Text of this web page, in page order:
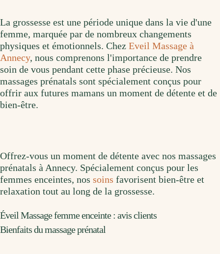
La grossesse est une période unique dans la vie d'une
femme, marquée par de nombreux changements
physiques et émotionnels. Chez Eveil Massage à
Annecy, nous comprenons l'importance de prendre
soin de vous pendant cette phase précieuse. Nos
massages prénatals sont spécialement conçus pour
offrir aux futures mamans un moment de détente et de
bien-être.
Offrez-vous un moment de détente avec nos massages
prénatals à Annecy. Spécialement conçus pour les
femmes enceintes, nos soins favorisent bien-être et
relaxation tout au long de la grossesse.
Éveil Massage femme enceinte : avis clients
Bienfaits du massage prénatal